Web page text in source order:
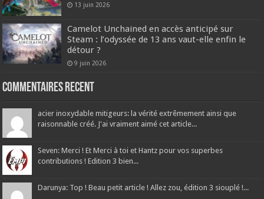
13 juin 2026
Camelot Unchained en accès anticipé sur
Steam : l’odyssée de 13 ans vaut-elle enfin le
détour ?
9 juin 2026
Commentaires recent
acier inoxydable mitigeurs: la vérité extrêmement ainsi que
raisonnable créé. J'ai vraiment aimé cet article...
Seven: Merci ! Et Merci à toi et Hantz pour vos superbes
contributions ! Edition 3 bien...
Darunya: Top ! Beau petit article ! Allez zou, édition 3 siouplé !...